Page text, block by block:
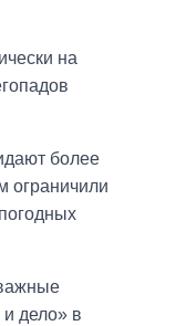
на
более
ограничили
дело» в